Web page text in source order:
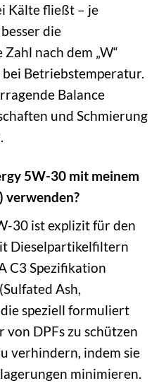
Kälte fließt – je
die
nach dem „W“
Betriebstemperatur.
Balance
und Schmierung
5W-30 mit meinem
verwenden?
30 ist explizit für den
Dieselpartikelfiltern
C3 Spezifikation
Ash,
, die speziell formuliert
von DPFs zu schützen
verhindern, indem sie
minimieren.